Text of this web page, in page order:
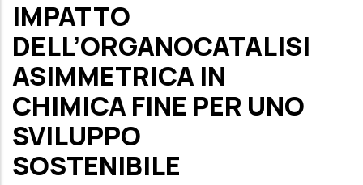
IMPATTO
DELL’ORGANOCATALISI
ASIMMETRICA IN
CHIMICA FINE PER UNO
SVILUPPO
SOSTENIBILE